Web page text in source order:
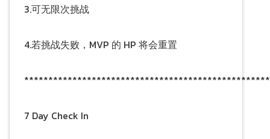
3.可无限次挑战
4.若挑战失败，MVP 的 HP 将会重置
7 Day Check In